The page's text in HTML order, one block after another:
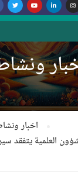
اخبار
العلمية يتفقد